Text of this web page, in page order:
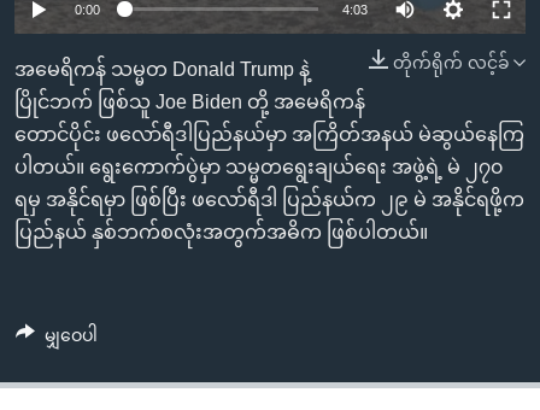
ကြည့်
ရှာဖွေ
ရန်
နေရာ
သို့
ကျော်
ရန်
ဘာသာစကားများ
0:00 4:03
တိုက်ရိုက် လင့်ခ်
အမေရိကန် သမ္မတ Donald Trump နဲ့
ပြိုင်ဘက် ဖြစ်သူ Joe Biden တို့ အမေရိကန်
တောင်ပိုင်း ဖလော်ရီဒါပြည်နယ်မှာ အကြိတ်အနယ် မဲဆွယ်နေကြ
ပါတယ်။ ရွေးကောက်ပွဲမှာ သမ္မတရွေးချယ်ရေး အဖွဲ့ရဲ့ မဲ ၂၇၀
ရမှ အနိုင်ရမှာ ဖြစ်ပြီး ဖလော်ရီဒါ ပြည်နယ်က ၂၉ မဲ အနိုင်ရဖို့က
ပြည်နယ် နှစ်ဘက်စလုံးအတွက်အဓိက ဖြစ်ပါတယ်။
မျှဝေပါ